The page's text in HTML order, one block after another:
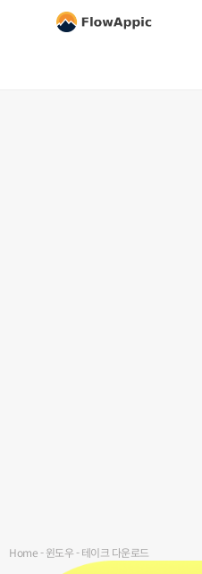
Home-윈도우-테이크 다운로드